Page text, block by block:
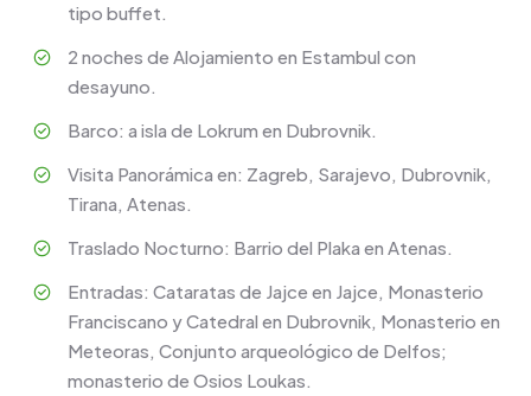
tipo buffet.
2 noches de Alojamiento en Estambul con
desayuno.
Barco: a isla de Lokrum en Dubrovnik.
Visita Panorámica en: Zagreb, Sarajevo, Dubrovnik,
Tirana, Atenas.
Traslado Nocturno: Barrio del Plaka en Atenas.
Entradas: Cataratas de Jajce en Jajce, Monasterio
Franciscano y Catedral en Dubrovnik, Monasterio en
Meteoras, Conjunto arqueológico de Delfos;
monasterio de Osios Loukas.